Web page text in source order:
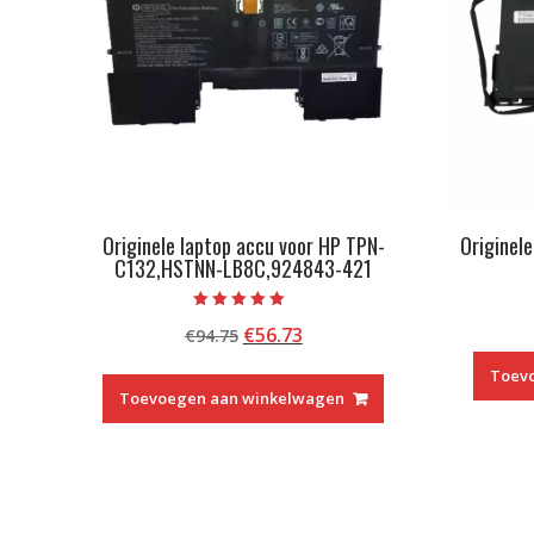
Originele laptop accu voor HP TPN-
C132,HSTNN-LB8C,924843-421
5.00
van 5
€94.75 Oorspronkelijke
was:
€94.75.
€56.73Huidige
€56.73.
Toevoegen aan winkelwagen